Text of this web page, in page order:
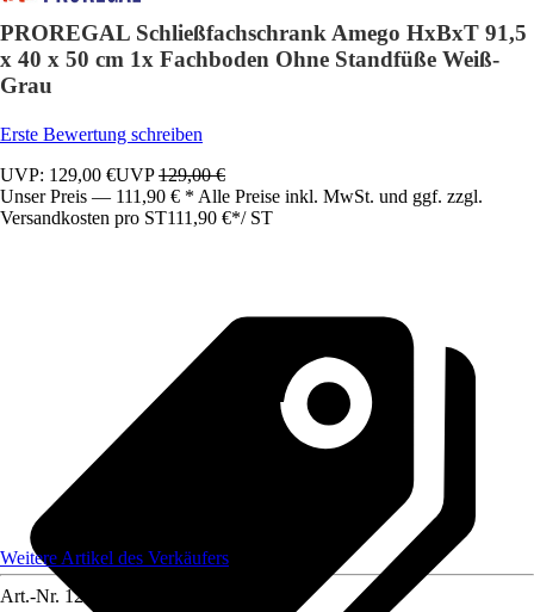
PROREGAL Schließfachschrank Amego HxBxT 91,5
x 40 x 50 cm 1x Fachboden Ohne Standfüße Weiß-
Grau
Erste Bewertung schreiben
UVP: 129,00 €UVP129,00 €
Unser Preis — 111,90 € * Alle Preise inkl. MwSt. und ggf. zzgl.
Versandkosten pro ST111,90 €*/ ST
Weitere Artikel des Verkäufers
Art.-Nr. 12583438